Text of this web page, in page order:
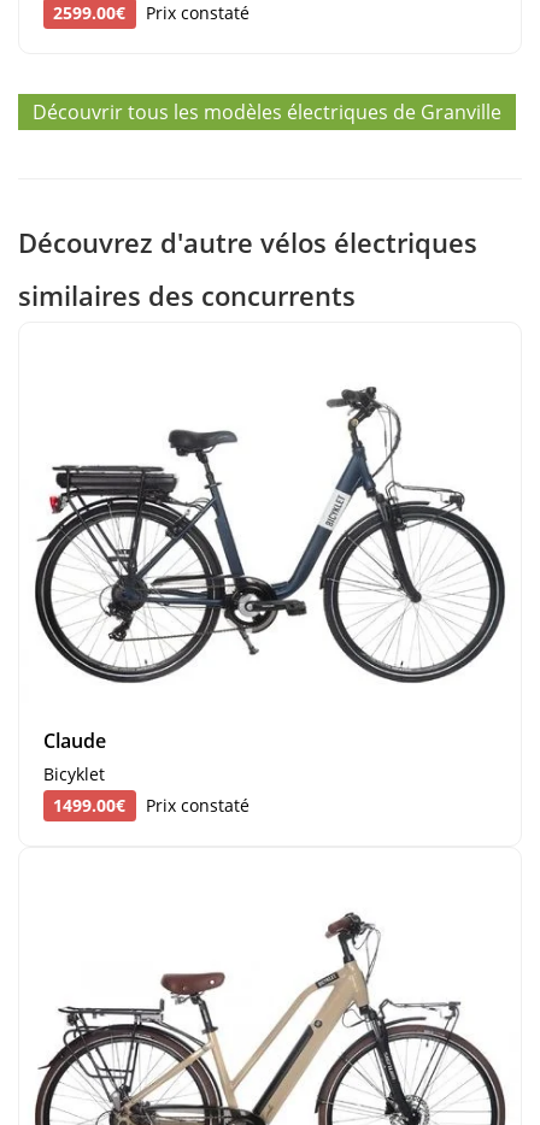
2599.00€
Prix constaté
Découvrir tous les modèles électriques de Granville
Découvrez d'autre vélos électriques
similaires des concurrents
Claude
Bicyklet
1499.00€
Prix constaté